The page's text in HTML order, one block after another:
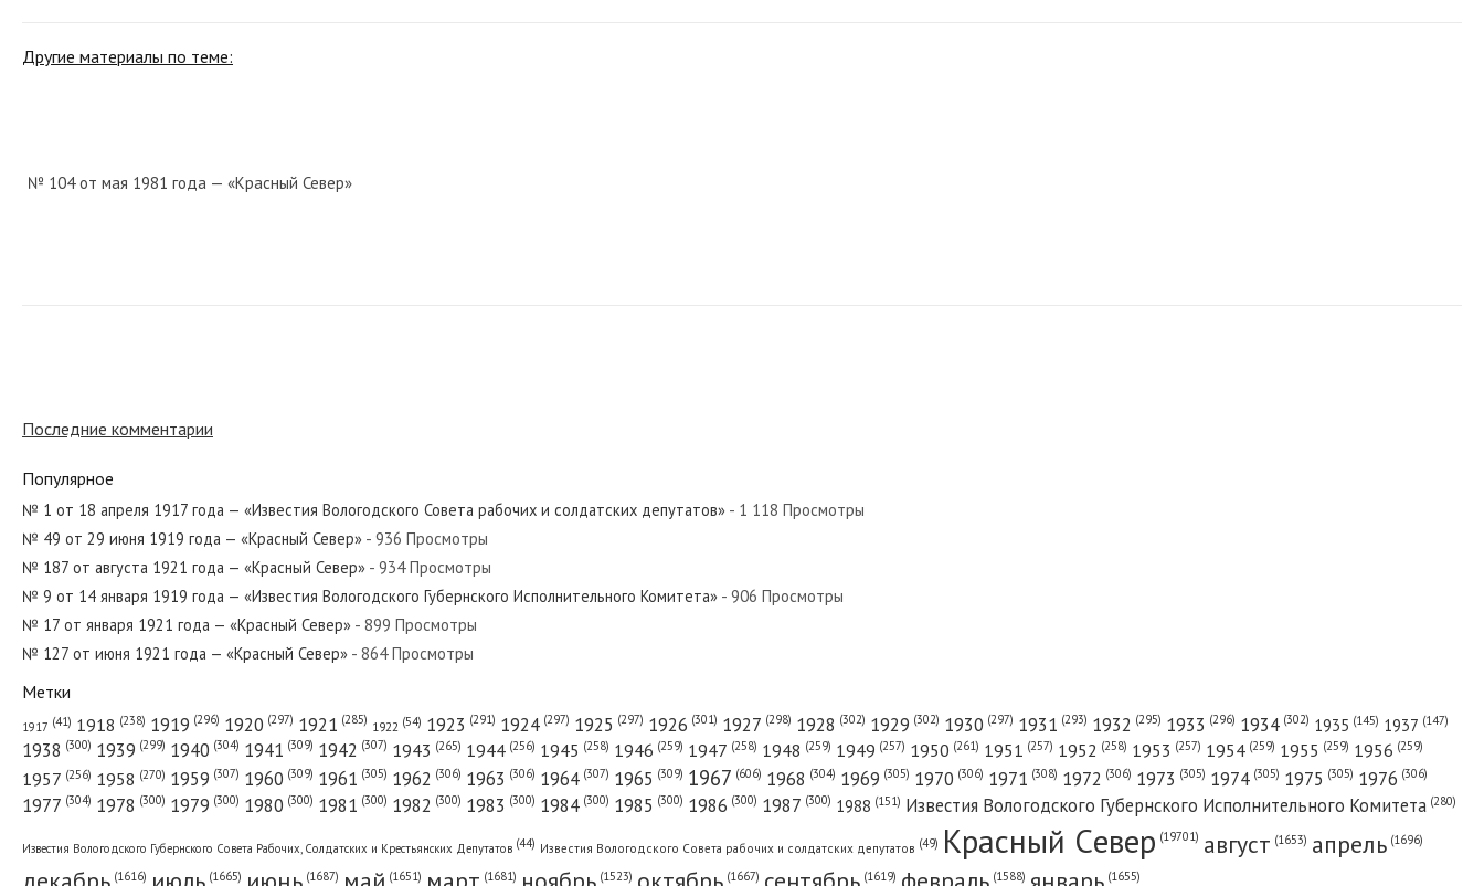
Другие материалы по теме:
№ 104 от мая 1981 года — «Красный Север»
№ 57 от марта 1980 года — «Красный Север»
№ 243 от декабря 1952 года — «Красный Север»
№ 80 от апреля 1939 года — «Красный Север»
Последние комментарии
Популярное
№ 1 от 18 апреля 1917 года — «Известия Вологодского Совета рабочих и солдатских депутатов» - 1 118 Просмотры
№ 49 от 29 июня 1919 года — «Красный Север» - 936 Просмотры
№ 187 от августа 1921 года — «Красный Север» - 934 Просмотры
№ 9 от 14 января 1919 года — «Известия Вологодского Губернского Исполнительного Комитета» - 906 Просмотры
№ 17 от января 1921 года — «Красный Север» - 899 Просмотры
№ 127 от июня 1921 года — «Красный Север» - 864 Просмотры
Метки
1917 (41) 1918 (238) 1919 (296) 1920 (297) 1921 (285) 1922 (54) 1923 (291) 1924 (297) 1925 (297) 1926 (301) 1927 (298) 1928 (302) 1929 (302) 1930 (297) 1931 (293) 1932 (295) 1933 (296) 1934 (302) 1935 (145) 1937 (147)
1938 (300) 1939 (299) 1940 (304) 1941 (309) 1942 (307) 1943 (265) 1944 (256) 1945 (258) 1946 (259) 1947 (258) 1948 (259) 1949 (257) 1950 (261) 1951 (257) 1952 (258) 1953 (257) 1954 (259) 1955 (259) 1956 (259)
1957 (256) 1958 (270) 1959 (307) 1960 (309) 1961 (305) 1962 (306) 1963 (306) 1964 (307) 1965 (309) 1967 (606) 1968 (304) 1969 (305) 1970 (306) 1971 (308) 1972 (306) 1973 (305) 1974 (305) 1975 (305) 1976 (306)
1977 (304) 1978 (300) 1979 (300) 1980 (300) 1981 (300) 1982 (300) 1983 (300) 1984 (300) 1985 (300) 1986 (300) 1987 (300) 1988 (151) Известия Вологодского Губернского Исполнительного Комитета (280)
Известия Вологодского Губернского Совета Рабочих, Солдатских и Крестьянских Депутатов (44) Известия Вологодского Совета рабочих и солдатских депутатов (49) Красный Cевер (19701) август (1653) апрель (1696)
(1616) (1665) (1687) (1651) (1681) (1523) (1667) (1619) (1588) (1655)